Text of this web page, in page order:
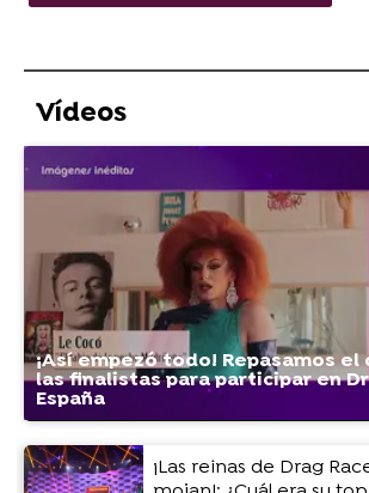
Vídeos
¡Así empezó todo! Repasamos
las finalistas para participar en
España
¡Las reinas de Drag